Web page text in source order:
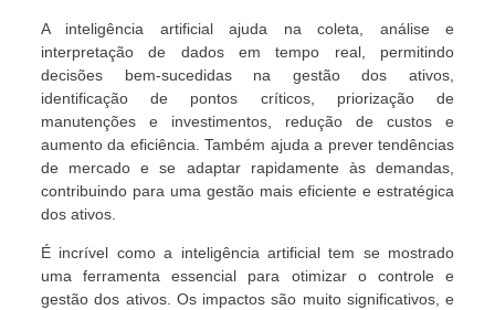
A inteligência artificial ajuda na coleta, análise e
interpretação de dados em tempo real, permitindo
decisões bem-sucedidas na gestão dos ativos,
identificação de pontos críticos, priorização de
manutenções e investimentos, redução de custos e
aumento da eficiência. Também ajuda a prever tendências
de mercado e se adaptar rapidamente às demandas,
contribuindo para uma gestão mais eficiente e estratégica
dos ativos.
É incrível como a inteligência artificial tem se mostrado
uma ferramenta essencial para otimizar o controle e
gestão dos ativos. Os impactos são muito significativos, e